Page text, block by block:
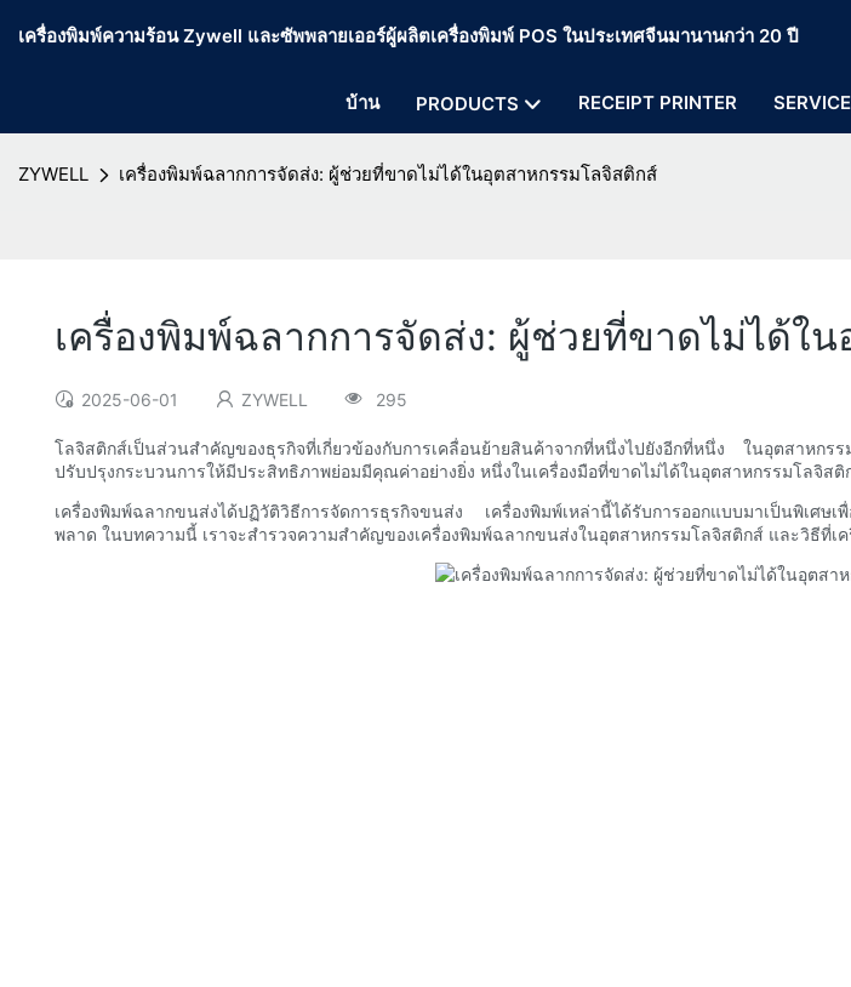
เครื่องพิมพ์ความร้อน Zywell และซัพพลายเออร์ผู้ผลิตเครื่องพิมพ์ POS ในประเทศจีนมานานกว่า 20 ปี
บ้าน PRODUCTS RECEIPT PRINTER SERVICE
ZYWELL เครื่องพิมพ์ฉลากการจัดส่ง: ผู้ช่วยที่ขาดไม่ได้ในอุตสาหกรรมโลจิสติกส์
เครื่องพิมพ์ฉลากการจัดส่ง: ผู้ช่วยที่ขาดไม่ได้ใ
2025-06-01 ZYWELL 295
โลจิสติกส์เป็นส่วนสำคัญของธุรกิจที่เกี่ยวข้องกับการเคลื่อนย้ายสินค้าจากที่หนึ่งไปยังอีกที่หนึ่ง ในอุตสา
ปรับปรุงกระบวนการให้มีประสิทธิภาพย่อมมีคุณค่าอย่างยิ่ง หนึ่งในเครื่องมือที่ขาดไม่ได้ในอุตสาหกรรมโลจิส
เครื่องพิมพ์ฉลากขนส่งได้ปฏิวัติวิธีการจัดการธุรกิจขนส่ง เครื่องพิมพ์เหล่านี้ได้รับการออกแบบมาเป็นพิเศ
พลาด ในบทความนี้ เราจะสำรวจความสำคัญของเครื่องพิมพ์ฉลากขนส่งในอุตสาหกรรมโลจิสติกส์ และวิธีที่เ